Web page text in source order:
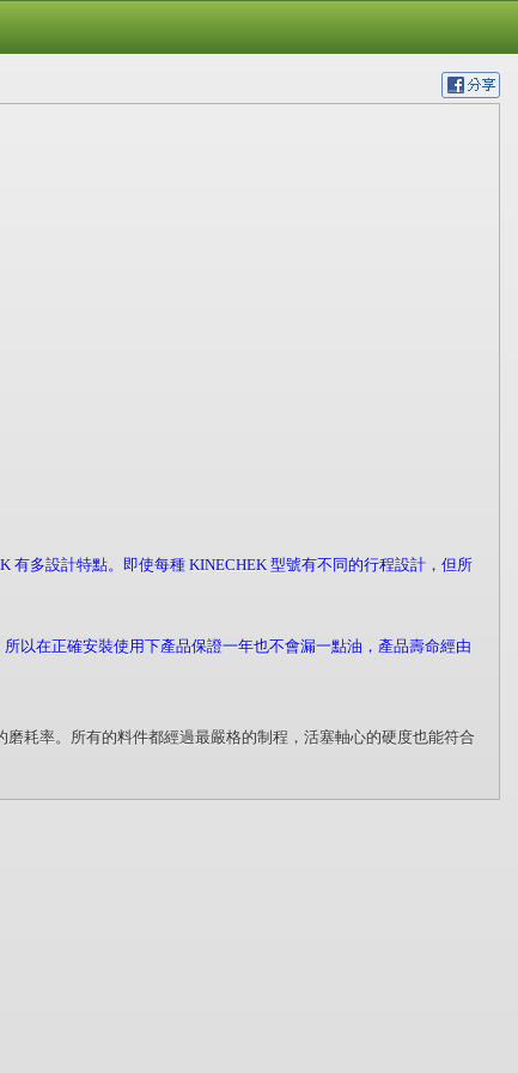
有多設計特點。即使每種 KINECHEK 型號有不同的行程設計，但所
以在正確安裝使用下產品保證一年也不會漏一點油，產品壽命經由
耗率。所有的料件都經過最嚴格的制程，活塞軸心的硬度也能符合